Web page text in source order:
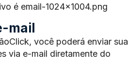
é email-1024×1004.png
mail
você poderá enviar
via e-mail diretamente do